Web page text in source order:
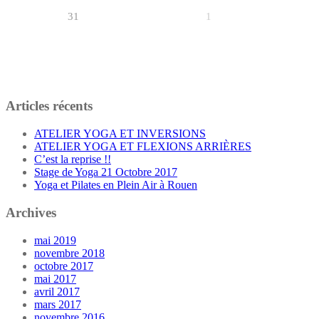
31 1
Articles récents
ATELIER YOGA ET INVERSIONS
ATELIER YOGA ET FLEXIONS ARRIÈRES
C’est la reprise !!
Stage de Yoga 21 Octobre 2017
Yoga et Pilates en Plein Air à Rouen
Archives
mai 2019
novembre 2018
octobre 2017
mai 2017
avril 2017
mars 2017